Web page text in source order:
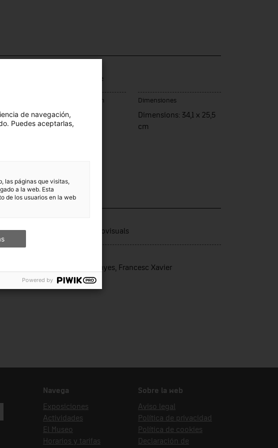
Zenith Solid State
Lugar de fabricación
Barcelona
Dimensiones
Dimensions: 34,1 x 25,5
cm
Tecnologies audiovisuals
Agramont i Cruanyes, Francesc Xavier
Navega
Exposiciones
Actividades
El Museo
Horarios y tarifas
Sobre la web
Aviso legal
Política de privacidad
Política de cookies
Declaración de
de navegación,
Puedes aceptarlas,
las páginas que visitas,
a la web. Esta
de los usuarios en la web
Powered by